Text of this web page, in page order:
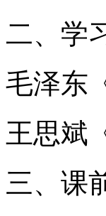
二、学
毛泽东
王思斌
三、课